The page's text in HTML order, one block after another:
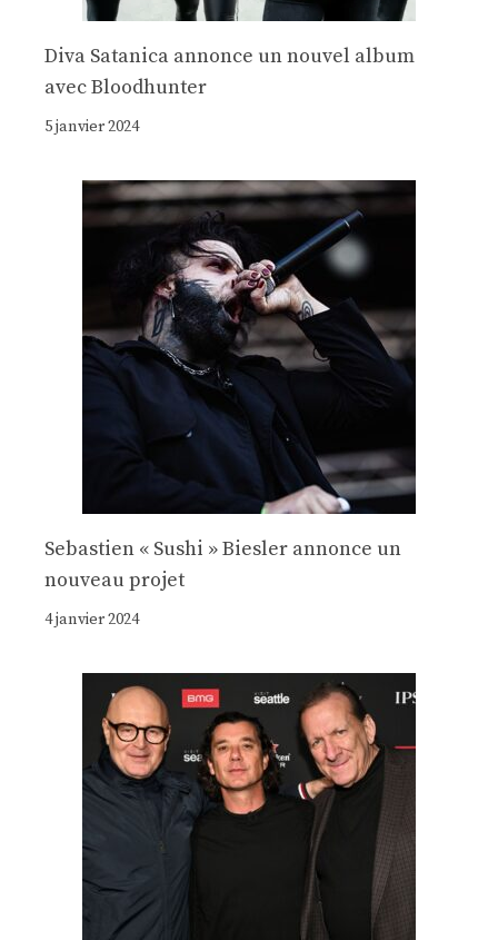
Diva Satanica annonce un nouvel album
avec Bloodhunter
5 janvier 2024
Sebastien « Sushi » Biesler annonce un
nouveau projet
4 janvier 2024